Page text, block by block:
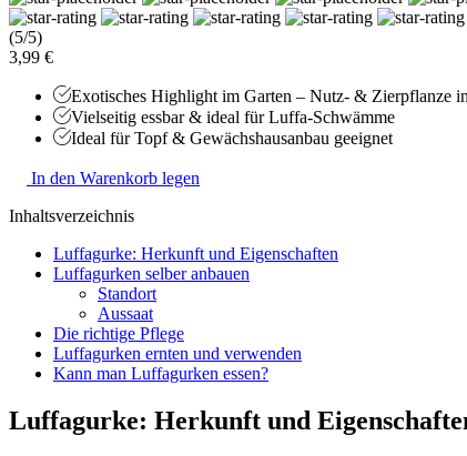
(5/5)
3,99 €
Exotisches Highlight im Garten – Nutz- & Zierpflanze
Vielseitig essbar & ideal für Luffa-Schwämme
Ideal für Topf & Gewächshausanbau geeignet
In den Warenkorb legen
Inhaltsverzeichnis
Luffagurke: Herkunft und Eigenschaften
Luffagurken selber anbauen
Standort
Aussaat
Die richtige Pflege
Luffagurken ernten und verwenden
Kann man Luffagurken essen?
Luffagurke: Herkunft und